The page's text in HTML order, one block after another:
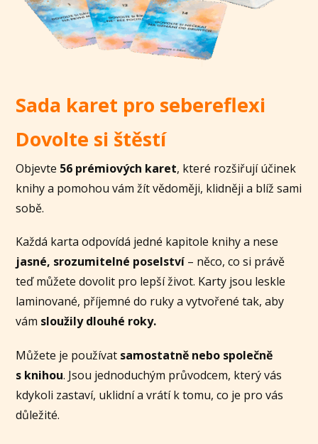
Sada karet pro sebereflexi
Dovolte si štěstí
Objevte 56 prémiových karet, které rozšiřují účinek
knihy a pomohou vám žít vědoměji, klidněji a blíž sami
sobě.
Každá karta odpovídá jedné kapitole knihy a nese
jasné, srozumitelné poselství – něco, co si právě
teď můžete dovolit pro lepší život. Karty jsou leskle
laminované, příjemné do ruky a vytvořené tak, aby
vám sloužily dlouhé roky.
Můžete je používat samostatně nebo společně
s knihou. Jsou jednoduchým průvodcem, který vás
kdykoli zastaví, uklidní a vrátí k tomu, co je pro vás
důležité.